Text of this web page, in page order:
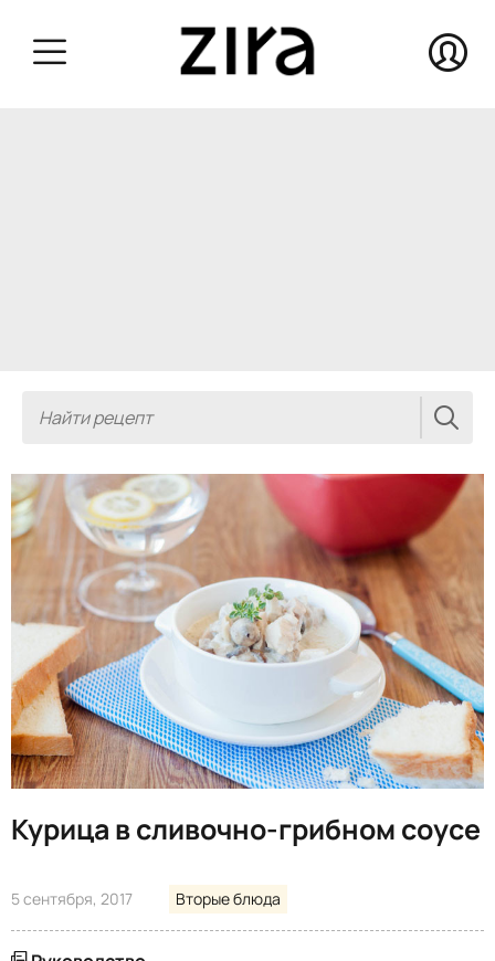
Курица в сливочно-грибном соусе
5 сентября, 2017 Вторые блюда